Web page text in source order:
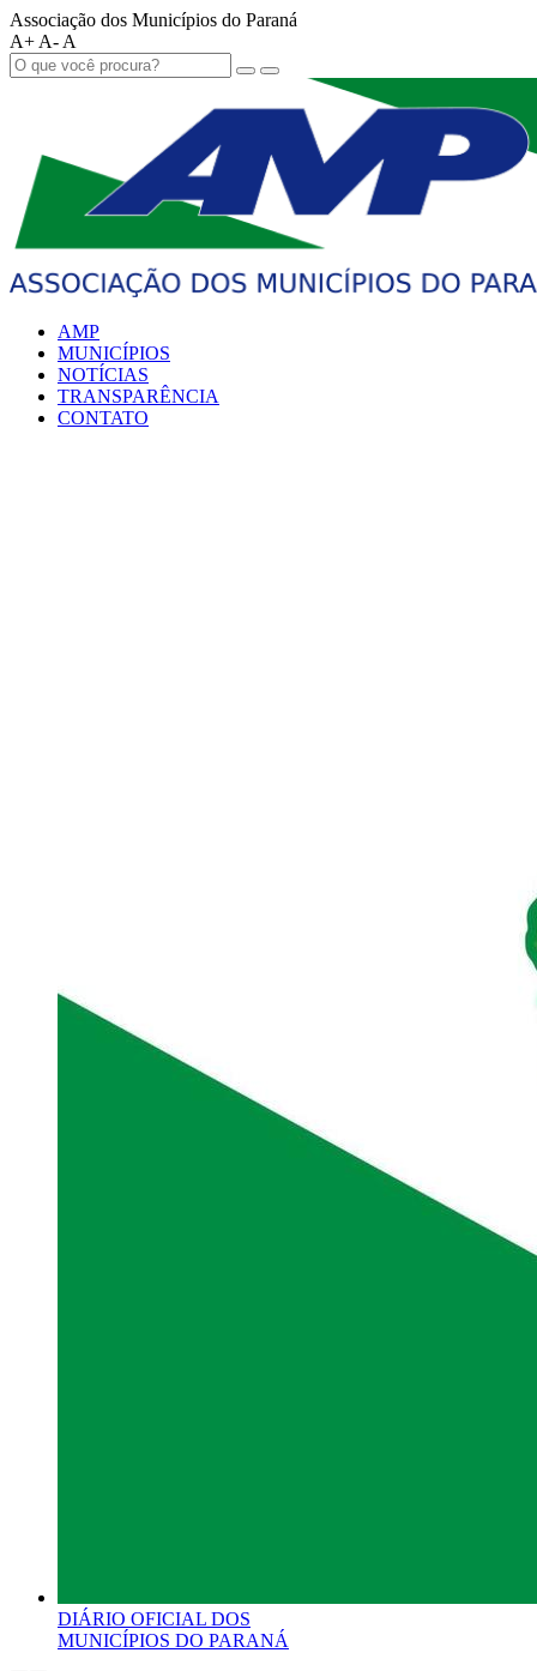
Associação dos Municípios do Paraná
A+ A- A
AMP
MUNICÍPIOS
NOTÍCIAS
TRANSPARÊNCIA
CONTATO
DIÁRIO OFICIAL DOS
MUNICÍPIOS DO PARANÁ